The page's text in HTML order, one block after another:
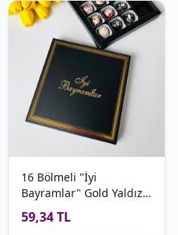
16 Bölmeli "İyi
Bayramlar" Gold Yaldız
59,34 TL